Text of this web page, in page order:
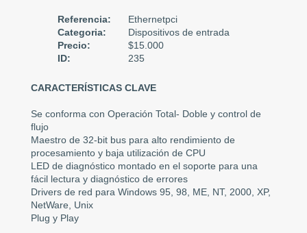
Referencia:
Ethernetpci
Categoria:
Dispositivos de entrada
Precio:
$15.000
ID:
235
CARACTERÍSTICAS CLAVE
Se conforma con Operación Total- Doble y control de
flujo
Maestro de 32-bit bus para alto rendimiento de
procesamiento y baja utilización de CPU
LED de diagnóstico montado en el soporte para una
fácil lectura y diagnóstico de errores
Drivers de red para Windows 95, 98, ME, NT, 2000, XP,
NetWare, Unix
Plug y Play